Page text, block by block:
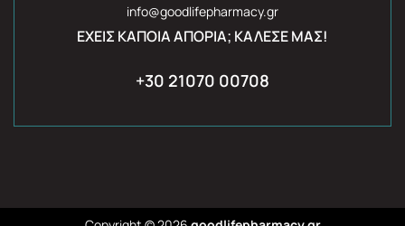
info@goodlifepharmacy.gr
ΈΧΕΙΣ ΚΆΠΟΙΑ ΑΠΟΡΊΑ; ΚΆΛΕΣΈ ΜΑΣ!
+30 21070 00708